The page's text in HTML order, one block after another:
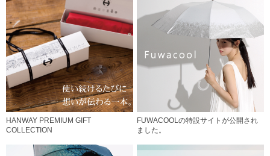
HANWAY PREMIUM GIFT
COLLECTION
FUWACOOLの特設サイトが公開され
ました。